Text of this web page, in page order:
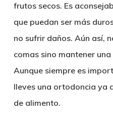
frutos secos. Es
que puedan ser más
no sufrir daños. Aún así,
comas sino mantener
Aunque siempre es
lleves una ortodoncia ya
de alimento.